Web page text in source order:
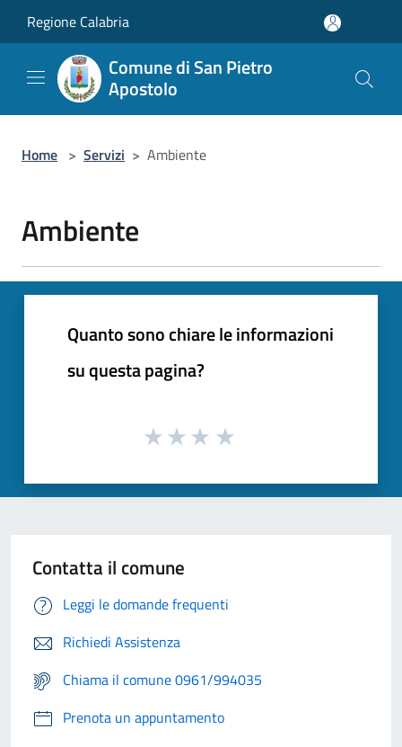
Regione Calabria
Comune di San Pietro
Apostolo
Home > Servizi > Ambiente
Ambiente
Quanto sono chiare le informazioni
su questa pagina?
Contatta il comune
Leggi le domande frequenti
Richiedi Assistenza
Chiama il comune 0961/994035
Prenota un appuntamento